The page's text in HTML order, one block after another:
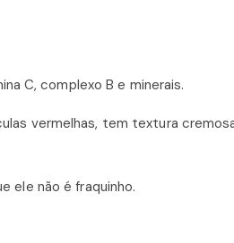
C, complexo B e minerais.
vermelhas, tem textura
ele não é fraquinho.